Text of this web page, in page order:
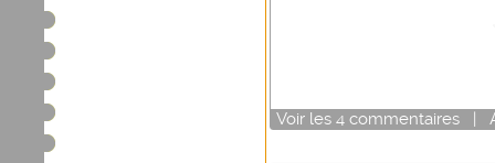
Voir les 4 commentaires |